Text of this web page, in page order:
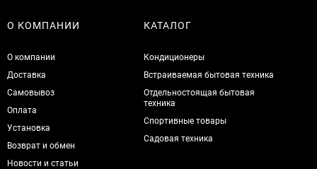
О КОМПАНИИ
О компании
Доставка
Самовывоз
Оплата
Установка
Возврат и обмен
Новости и статьи
КАТАЛОГ
Кондиционеры
Встраиваемая бытовая техника
Отдельностоящая бытовая
техника
Спортивные товары
Садовая техника